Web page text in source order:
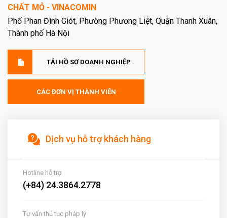
CHẤT MỎ - VINACOMIN
Phố Phan Đình Giót, Phường Phương Liệt, Quận Thanh Xuân,
Thành phố Hà Nội
TẢI HỒ SƠ DOANH NGHIỆP
CÁC ĐƠN VỊ THÀNH VIÊN
Dịch vụ hỗ trợ khách hàng
Hotline hỗ trợ
(+84) 24.3864.2778
Tư vấn thủ tục pháp lý